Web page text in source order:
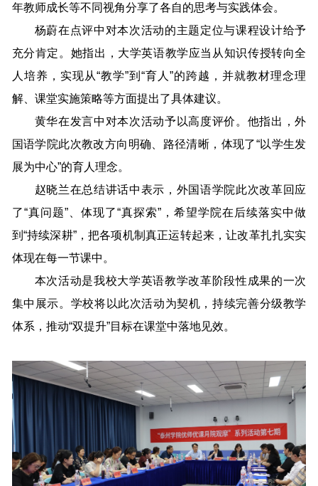
年教师成长等不同视角分享了各自的思考与实践体会。
杨蔚在点评中对本次活动的主题定位与课程设计给予
充分肯定。她指出，大学英语教学应当从知识传授转向全
人培养，实现从“教学”到“育人”的跨越，并就教材理念理
解、课堂实施策略等方面提出了具体建议。
黄华在发言中对本次活动予以高度评价。他指出，外
国语学院此次教改方向明确、路径清晰，体现了“以学生发
展为中心”的育人理念。
赵晓兰在总结讲话中表示，外国语学院此次改革回应
了“真问题”、体现了“真探索”，希望学院在后续落实中做
到“持续深耕”，把各项机制真正运转起来，让改革扎扎实实
体现在每一节课中。
本次活动是我校大学英语教学改革阶段性成果的一次
集中展示。学校将以此次活动为契机，持续完善分级教学
体系，推动“双提升”目标在课堂中落地见效。